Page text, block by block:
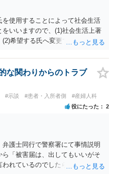
を使用することによって社会生活
をいいますので、(1)社会生活上著
希望する氏へ変更できればその
録中に現れた一切の事情が判断対
資料は全て（ただし理路整然
「フラッシュバック」とのこと
ってくるように思います。 精神
味でハードルがかなり高く、弁
予想されるところです。、もし
識はもちろん法律知識も要求さ
識と資料をしっかりと揃えて、
いと思われます。
な関わりからのトラブ
#示談 #患者・入所者側 #産婦人科
役にたった 2
護士同行で警察署にて事情説明
「被害届は、出してもいいがそ
れているのでしたら、あまり結